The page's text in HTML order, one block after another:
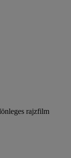
rajzfilm